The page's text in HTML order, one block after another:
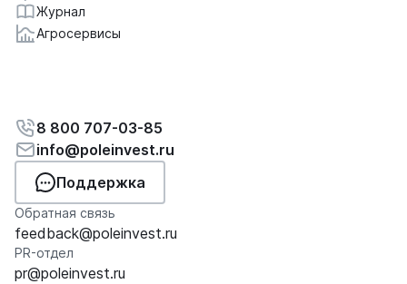
Журнал
Агросервисы
8 800 707-03-85
info@poleinvest.ru
Поддержка
Обратная связь
feedback@poleinvest.ru
PR-отдел
pr@poleinvest.ru